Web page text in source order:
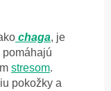
chaga, je
pomáhajú
stresom.
pokožky a